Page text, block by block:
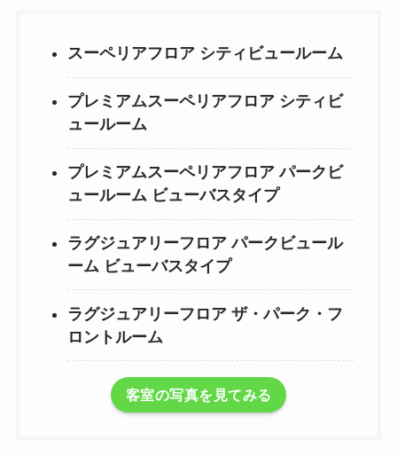
スーペリアフロア シティビュールーム
プレミアムスーペリアフロア シティビ
ュールーム
プレミアムスーペリアフロア パークビ
ュールーム ビューバスタイプ
ラグジュアリーフロア パークビュール
ーム ビューバスタイプ
ラグジュアリーフロア ザ・パーク・フ
ロントルーム
客室の写真を見てみる